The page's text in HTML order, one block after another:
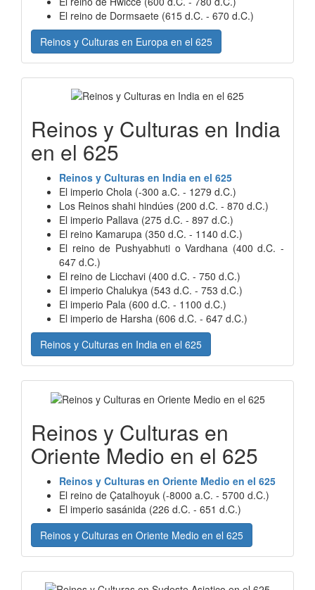
El reino de Dormsaete (615 d.C. - 670 d.C.)
Reinos y Culturas en Europa en el 625
Reinos y Culturas en India
en el 625
Reinos y Culturas en India en el 625
El imperio Chola (-300 a.C. - 1279 d.C.)
Los Reinos shahi hindúes (200 d.C. - 870 d.C.)
El imperio Pallava (275 d.C. - 897 d.C.)
El reino Kamarupa (350 d.C. - 1140 d.C.)
El reino de Pushyabhuti o Vardhana (400 d.C. -
647 d.C.)
El reino de Licchavi (400 d.C. - 750 d.C.)
El imperio Chalukya (543 d.C. - 753 d.C.)
El imperio Pala (600 d.C. - 1100 d.C.)
El imperio de Harsha (606 d.C. - 647 d.C.)
Reinos y Culturas en India en el 625
Reinos y Culturas en
Oriente Medio en el 625
Reinos y Culturas en Oriente Medio en el 625
El reino de Çatalhoyuk (-8000 a.C. - 5700 d.C.)
El imperio sasánida (226 d.C. - 651 d.C.)
Reinos y Culturas en Oriente Medio en el 625